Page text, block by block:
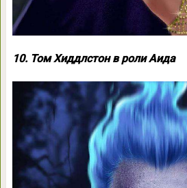
10. Том Хиддлстон в роли Аида